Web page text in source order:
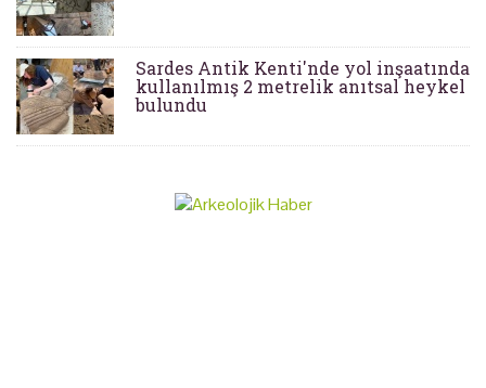
Sardes Antik Kenti'nde yol inşaatında
kullanılmış 2 metrelik anıtsal heykel
bulundu